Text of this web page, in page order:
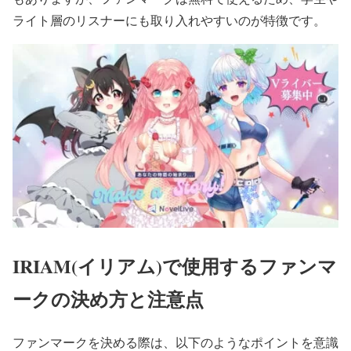
ライト層のリスナーにも取り入れやすいのが特徴です。
IRIAM(イリアム)で使用するファンマ
ークの決め方と注意点
ファンマークを決める際は、以下のようなポイントを意識